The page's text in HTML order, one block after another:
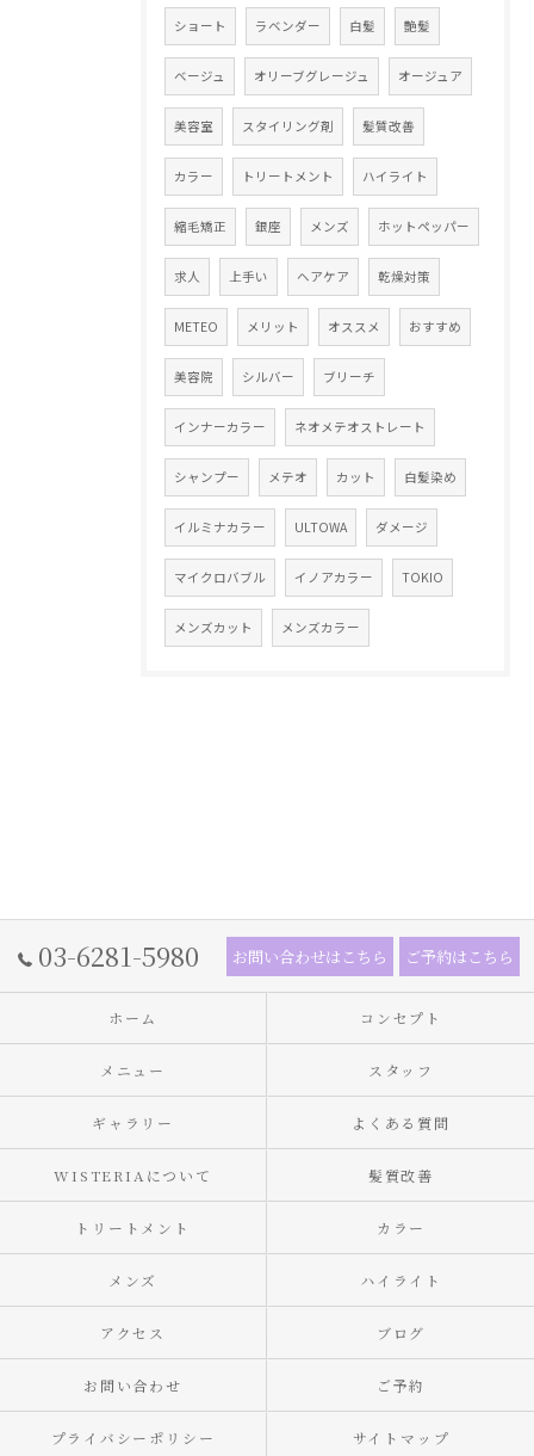
ショート ラベンダー 白髪 艶髪
ベージュ オリーブグレージュ オージュア
美容室 スタイリング剤 髪質改善
カラー トリートメント ハイライト
縮毛矯正 銀座 メンズ ホットペッパー
求人 上手い ヘアケア 乾燥対策
METEO メリット オススメ おすすめ
美容院 シルバー ブリーチ
インナーカラー ネオメテオストレート
シャンプー メテオ カット 白髪染め
イルミナカラー ULTOWA ダメージ
マイクロバブル イノアカラー TOKIO
メンズカット メンズカラー
03-6281-5980 お問い合わせはこちら ご予約はこちら
ホーム コンセプト
メニュー スタッフ
ギャラリー よくある質問
WISTERIAについて 髪質改善
トリートメント カラー
メンズ ハイライト
アクセス ブログ
お問い合わせ ご予約
プライバシーポリシー サイトマップ